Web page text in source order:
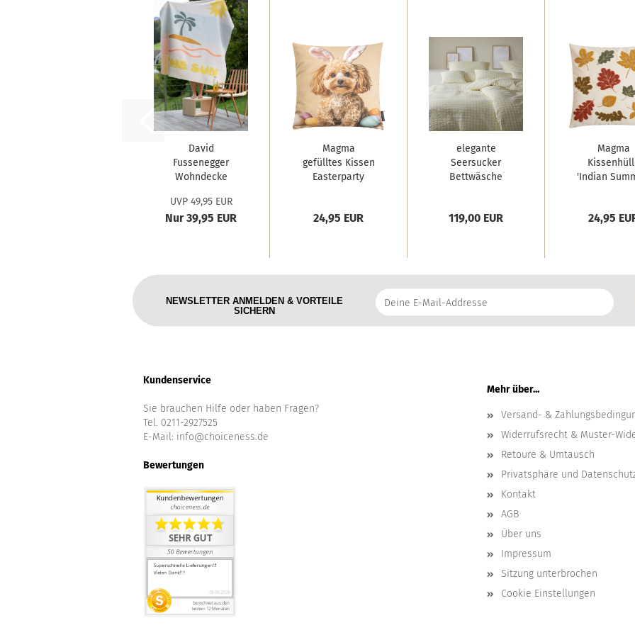
David
Fussenegger
Wohndecke
'follow...
UVP 49,95 EUR
Nur 39,95 EUR
Magma
gefülltes Kissen
Easterparty
24,95 EUR
elegante
Seersucker
Bettwäsche
119,00 EUR
Magma
'Indian
24,95
NEWSLETTER ANMELDEN & VORTEILE
SICHERN
Deine
E-
Kundenservice
Sie brauchen Hilfe oder haben Fragen?
Tel. 0211-2927525
E-Mail: info@choiceness.de
Bewertungen
Mehr über...
Versand- &
Widerrufsrecht & Muster-
Retoure & Umtausch
Privatsphäre und
Kontakt
AGB
Über uns
Impressum
Sitzung unterbrochen
Cookie Einstellungen